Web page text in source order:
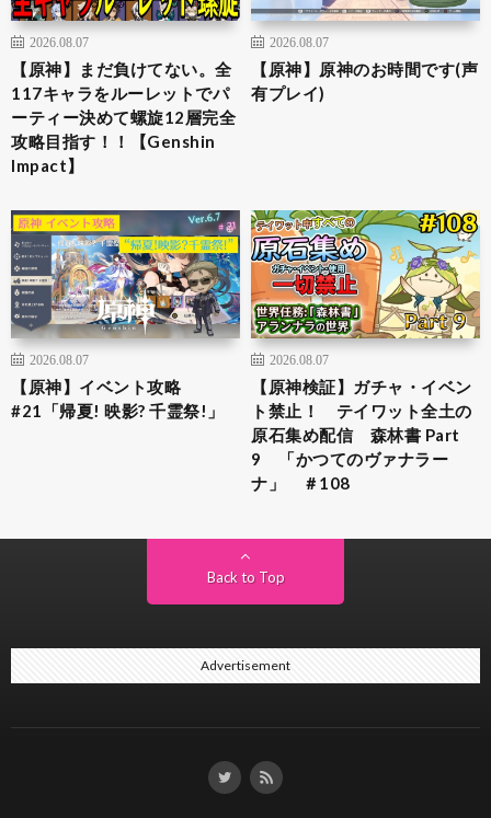
2026.08.07
【原神】まだ負けてない。全
117キャラをルーレットでパ
ーティー決めて螺旋12層完全
攻略目指す！！【Genshin
Impact】
2026.08.07
【原神】原神のお時間です(声
有プレイ)
2026.08.07
【原神】イベント攻略
#21「帰夏! 映影? 千霊祭!」
2026.08.07
【原神検証】ガチャ・イベン
ト禁止！ テイワット全土の
原石集め配信 森林書 Part
9 「かつてのヴァナラー
ナ」 ＃108
Back to Top
Advertisement